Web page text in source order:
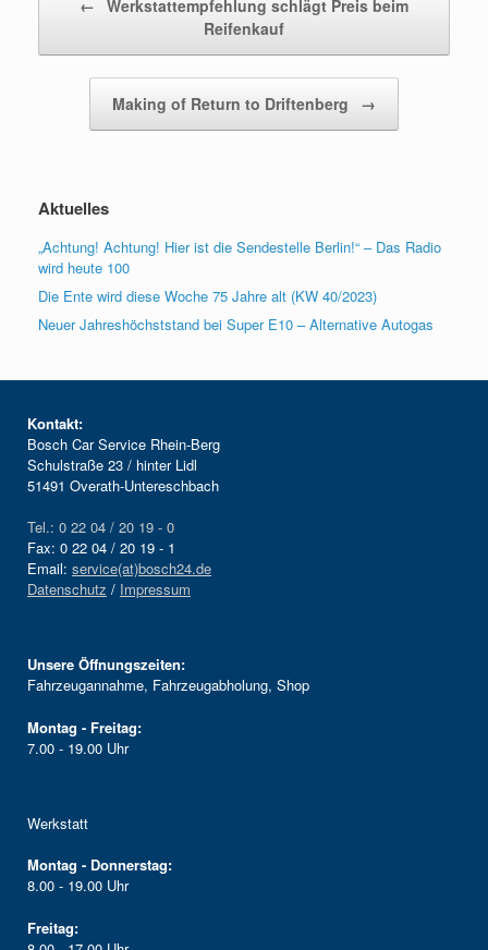
← Werkstattempfehlung schlägt Preis beim
Reifenkauf
Making of Return to Driftenberg →
Aktuelles
„Achtung! Achtung! Hier ist die Sendestelle Berlin!“ – Das Radio
wird heute 100
Die Ente wird diese Woche 75 Jahre alt (KW 40/2023)
Neuer Jahreshöchststand bei Super E10 – Alternative Autogas
Kontakt:
Bosch Car Service Rhein-Berg
Schulstraße 23 / hinter Lidl
51491 Overath-Untereschbach
Tel.: 0 22 04 / 20 19 - 0
Fax: 0 22 04 / 20 19 - 1
Email: service(at)bosch24.de
Datenschutz / Impressum
Unsere Öffnungszeiten:
Fahrzeugannahme, Fahrzeugabholung, Shop
Montag - Freitag:
7.00 - 19.00 Uhr
Werkstatt
Montag - Donnerstag:
8.00 - 19.00 Uhr
Freitag: